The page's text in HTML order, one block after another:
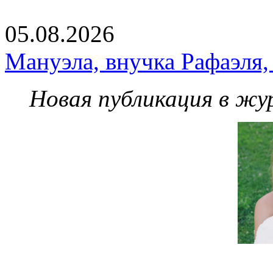
05.08.2026
Мануэла, внучка
Новая публикация в